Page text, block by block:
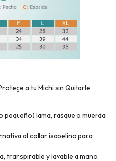
a tu Michi sin Quitarle
pequeño) lama, rasque o muerda
al collar isabelino para
transpirable y lavable a mano.